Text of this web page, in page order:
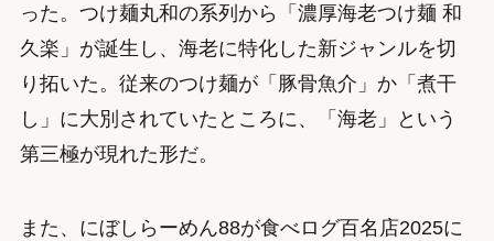
った。つけ麺丸和の系列から「濃厚海老つけ麺 和
久楽」が誕生し、海老に特化した新ジャンルを切
り拓いた。従来のつけ麺が「豚骨魚介」か「煮干
し」に大別されていたところに、「海老」という
第三極が現れた形だ。
また、にぼしらーめん88が食べログ百名店2025に